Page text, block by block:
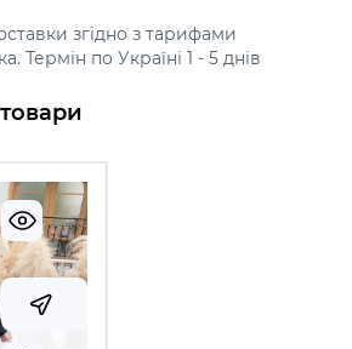
згідно з тарифами
Термін по Україні 1 - 5 днів